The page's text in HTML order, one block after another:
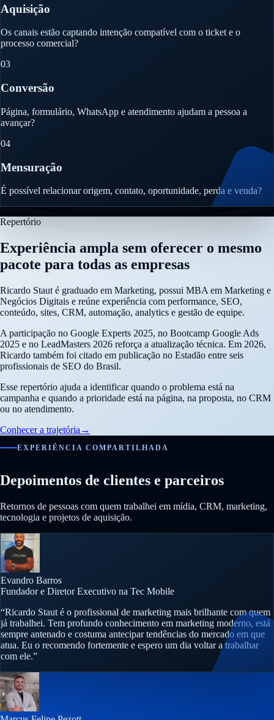
Aquisição
Os canais estão captando intenção compatível com o ticket e o
processo comercial?
03
Conversão
Página, formulário, WhatsApp e atendimento ajudam a pessoa a
avançar?
04
Mensuração
É possível relacionar origem, contato, oportunidade, perda e venda?
Repertório
Experiência ampla sem oferecer o mesmo
pacote para todas as empresas
Ricardo Staut é graduado em Marketing, possui MBA em Marketing e
Negócios Digitais e reúne experiência com performance, SEO,
conteúdo, sites, CRM, automação, analytics e gestão de equipe.
A participação no Google Experts 2025, no Bootcamp Google Ads
2025 e no LeadMasters 2026 reforça a atualização técnica. Em 2026,
Ricardo também foi citado em publicação no Estadão entre seis
profissionais de SEO do Brasil.
Esse repertório ajuda a identificar quando o problema está na
campanha e quando a prioridade está na página, na proposta, no CRM
ou no atendimento.
Conhecer a trajetória →
EXPERIÊNCIA COMPARTILHADA
Depoimentos de clientes e parceiros
Retornos de pessoas com quem trabalhei em mídia, CRM, marketing,
tecnologia e projetos de aquisição.
Evandro Barros
Fundador e Diretor Executivo na Tec Mobile
“Ricardo Staut é o profissional de marketing mais brilhante com quem
já trabalhei. Tem profundo conhecimento em marketing moderno, está
sempre antenado e costuma antecipar tendências do mercado em que
atua. Eu o recomendo fortemente e espero um dia voltar a trabalhar
com ele.”